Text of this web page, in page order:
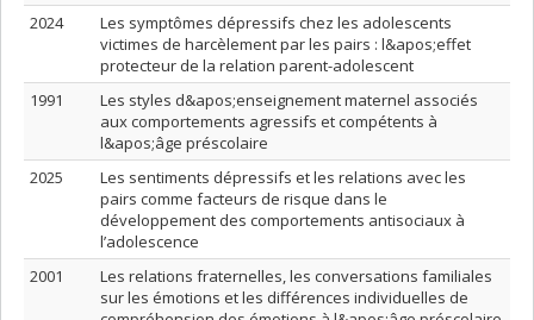
2024
Les symptômes dépressifs chez les adolescents
victimes de harcèlement par les pairs : l&apos;effet
protecteur de la relation parent-adolescent
1991
Les styles d&apos;enseignement maternel associés
aux comportements agressifs et compétents à
l&apos;âge préscolaire
2025
Les sentiments dépressifs et les relations avec les
pairs comme facteurs de risque dans le
développement des comportements antisociaux à
l’adolescence
2001
Les relations fraternelles, les conversations familiales
sur les émotions et les différences individuelles de